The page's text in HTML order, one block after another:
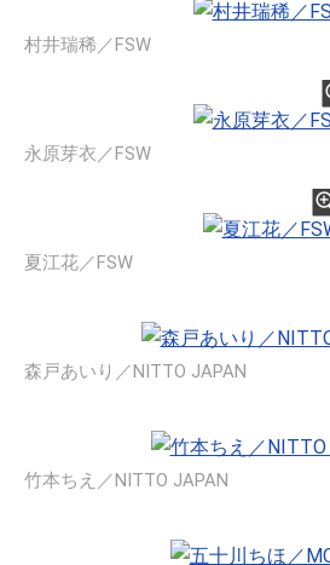
村井瑞稀／FSW
永原芽衣／FSW
夏江花／FSW
森戸あいり／NITTO JAPAN
竹本ちえ／NITTO JAPAN